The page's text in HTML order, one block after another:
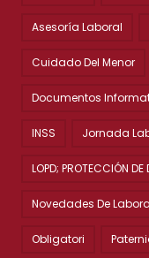
Asesoría Laboral
Cuidado Del Menor
Documentos
INSS Jornada
LOPD; PROTECCIÓN DE
Novedades De
Obligatori